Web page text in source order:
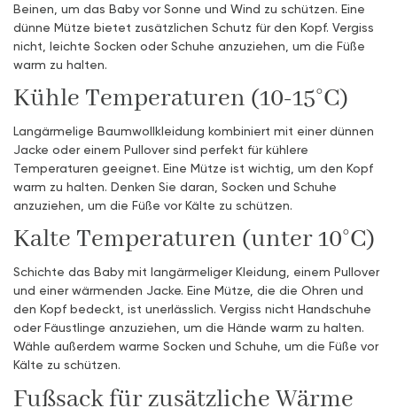
Beinen, um das Baby vor Sonne und Wind zu schützen. Eine
dünne Mütze bietet zusätzlichen Schutz für den Kopf. Vergiss
nicht, leichte Socken oder Schuhe anzuziehen, um die Füße
warm zu halten.
Kühle Temperaturen (10-15°C)
Langärmelige Baumwollkleidung kombiniert mit einer dünnen
Jacke oder einem Pullover sind perfekt für kühlere
Temperaturen geeignet. Eine Mütze ist wichtig, um den Kopf
warm zu halten. Denken Sie daran, Socken und Schuhe
anzuziehen, um die Füße vor Kälte zu schützen.
Kalte Temperaturen (unter 10°C)
Schichte das Baby mit langärmeliger Kleidung, einem Pullover
und einer wärmenden Jacke. Eine Mütze, die die Ohren und
den Kopf bedeckt, ist unerlässlich. Vergiss nicht Handschuhe
oder Fäustlinge anzuziehen, um die Hände warm zu halten.
Wähle außerdem warme Socken und Schuhe, um die Füße vor
Kälte zu schützen.
Fußsack für zusätzliche Wärme